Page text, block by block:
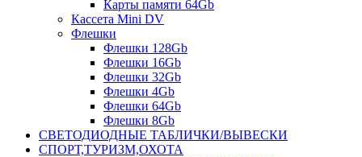
Карты памяти 64Gb
Кассета Mini DV
Флешки
Флешки 128Gb
Флешки 16Gb
Флешки 32Gb
Флешки 4Gb
Флешки 64Gb
Флешки 8Gb
СВЕТОДИОДНЫЕ ТАБЛИЧКИ/ВЫВЕСКИ
СПОРТ,ТУРИЗМ,ОХОТА